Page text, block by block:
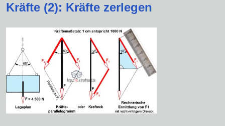
Kräfte (2): Kräfte zerlegen